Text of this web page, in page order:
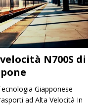
N700S di
Giapponese
ad Alta Velocità In